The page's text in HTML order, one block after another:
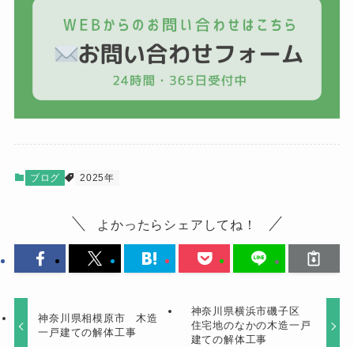
ブログ 2025年
よかったらシェアしてね！
神奈川県相模原市 木造
一戸建ての解体工事
神奈川県横浜市磯子区
住宅地のなかの木造一戸
建ての解体工事